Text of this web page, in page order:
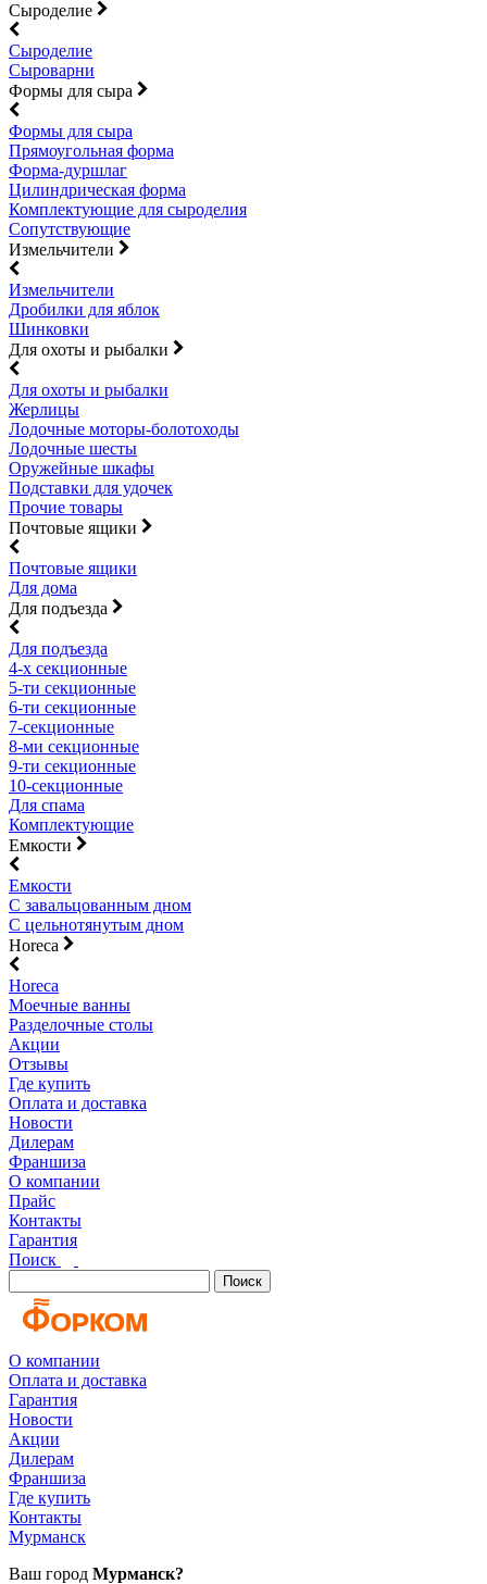
Сыроделие
Сыроделие
Сыроварни
Формы для сыра
Формы для сыра
Прямоугольная форма
Форма-дуршлаг
Цилиндрическая форма
Комплектующие для сыроделия
Сопутствующие
Измельчители
Измельчители
Дробилки для яблок
Шинковки
Для охоты и рыбалки
Для охоты и рыбалки
Жерлицы
Лодочные моторы-болотоходы
Лодочные шесты
Оружейные шкафы
Подставки для удочек
Прочие товары
Почтовые ящики
Почтовые ящики
Для дома
Для подъезда
Для подъезда
4-х секционные
5-ти секционные
6-ти секционные
7-секционные
8-ми секционные
9-ти секционные
10-секционные
Для спама
Комплектующие
Емкости
Емкости
С завальцованным дном
С цельнотянутым дном
Horeca
Horeca
Моечные ванны
Разделочные столы
Акции
Отзывы
Где купить
Оплата и доставка
Новости
Дилерам
Франшиза
О компании
Прайс
Контакты
Гарантия
Поиск
Поиск
О компании
Оплата и доставка
Гарантия
Новости
Акции
Дилерам
Франшиза
Где купить
Контакты
Мурманск
Ваш город Мурманск?